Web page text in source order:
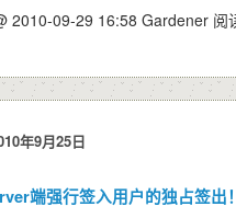
2010-09-29 16:58 Gardener 阅
年9月25日
端强行签入用户的独占签出！